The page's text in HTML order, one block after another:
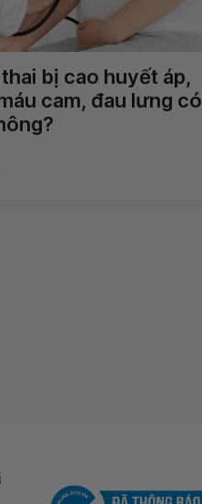
bị cao huyết áp,
cam, đau lưng có